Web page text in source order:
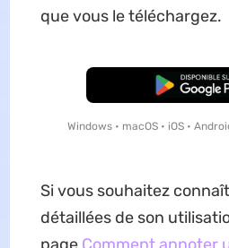
que vous le téléchargez.
Windows • macOS • iOS •
Si vous souhaitez
détaillées de son